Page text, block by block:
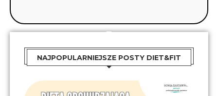
NAJPOPULARNIEJSZE POSTY DIET&FIT